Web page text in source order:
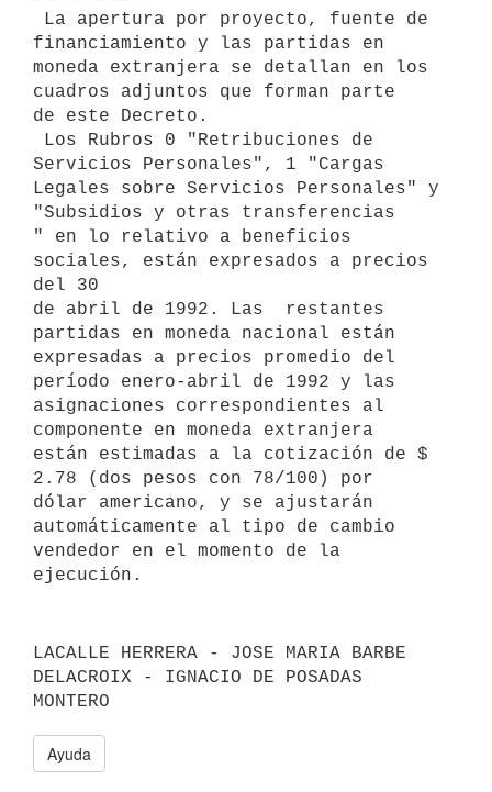
financiamiento y las partidas en
moneda extranjera se detallan en los
cuadros adjuntos que forman parte
de este Decreto.
Servicios Personales", 1 "Cargas
Legales sobre Servicios Personales" y
"Subsidios y otras transferencias
" en lo relativo a beneficios
sociales, están expresados a precios
del 30
de abril de 1992. Las  restantes
partidas en moneda nacional están
expresadas a precios promedio del
período enero-abril de 1992 y las
asignaciones correspondientes al
componente en moneda extranjera
están estimadas a la cotización de $
2.78 (dos pesos con 78/100) por
dólar americano, y se ajustarán
automáticamente al tipo de cambio
vendedor en el momento de la
LACALLE HERRERA - JOSE MARIA BARBE
DELACROIX - IGNACIO DE POSADAS
Ayuda